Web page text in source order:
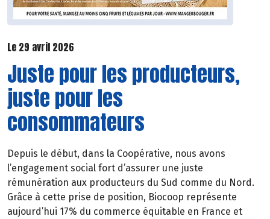
Le 29 avril 2026
Juste pour les producteurs,
juste pour les
consommateurs
Depuis le début, dans la Coopérative, nous avons
l’engagement social fort d’assurer une juste
rémunération aux producteurs du Sud comme du Nord.
Grâce à cette prise de position, Biocoop représente
aujourd’hui 17% du commerce équitable en France et